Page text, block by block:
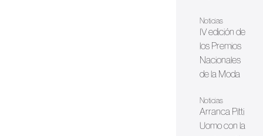
Noticias
IV edición de
los Premios
Nacionales
de la Moda
Noticias
Arranca Pitti
Uomo con la